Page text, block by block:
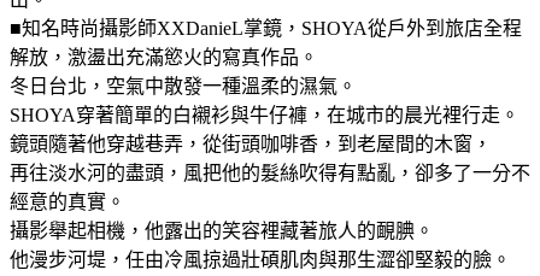
■知名時尚攝影師XXDanieL掌鏡，SHOYA從戶外到旅店全程
解放，激盪出充滿慾火的寫真作品。
冬日台北，空氣中散發一種溫柔的濕氣。
SHOYA穿著簡單的白襯衫與牛仔褲，在城市的晨光裡行走。
鏡頭隨著他穿越巷弄，從街頭咖啡香，到老屋間的木窗，
再往淡水河的盡頭，風把他的髮絲吹得有點亂，卻多了一分不
經意的真實。
攝影舉起相機，他露出的笑容裡藏著旅人的靦腆。
他漫步河堤，任由冷風掠過壯碩肌肉與那生澀卻堅毅的臉。